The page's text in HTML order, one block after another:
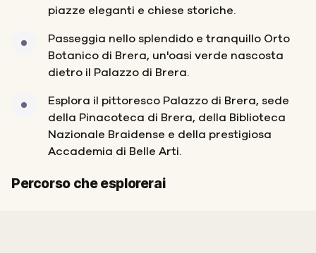
piazze eleganti e chiese storiche.
Passeggia nello splendido e tranquillo Orto
Botanico di Brera, un'oasi verde nascosta
dietro il Palazzo di Brera.
Esplora il pittoresco Palazzo di Brera, sede
della Pinacoteca di Brera, della Biblioteca
Nazionale Braidense e della prestigiosa
Accademia di Belle Arti.
Percorso che esplorerai
Inizio
Fine